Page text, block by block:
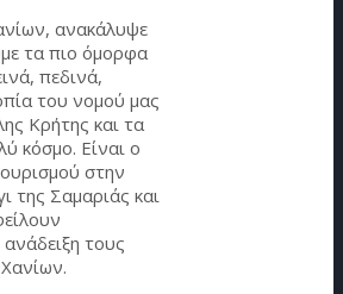
ανακάλυψε
τα πιο όμορφα
πεδινά,
του νομού μας
Κρήτης και τα
κόσμο. Είναι ο
στην
της Σαμαριάς και
τους